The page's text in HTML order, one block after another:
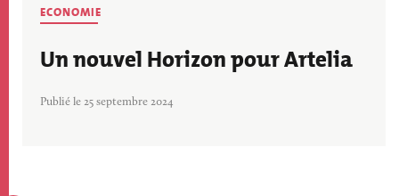
ECONOMIE
Un nouvel Horizon pour Artelia
Publié le 25 septembre 2024